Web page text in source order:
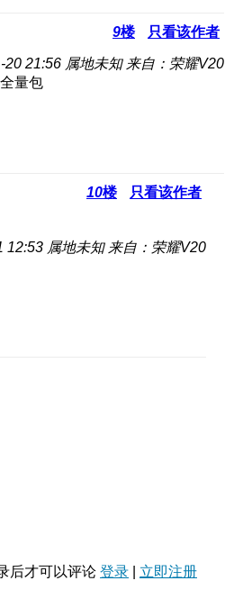
9楼 只看该作者
20 21:56 属地未知 来自：荣耀V20
量包
10楼 只看该作者
12:53 属地未知 来自：荣耀V20
后才可以评论 登录 立即注册